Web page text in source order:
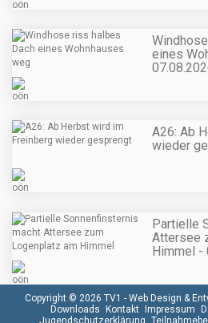
eines
A26: Ab
wieder
Partielle
Attersee
Himmel -
Copyright © 2026 TV1 - Web Design &
Downloads Kontakt Impressum
Jugendschutzerklärung